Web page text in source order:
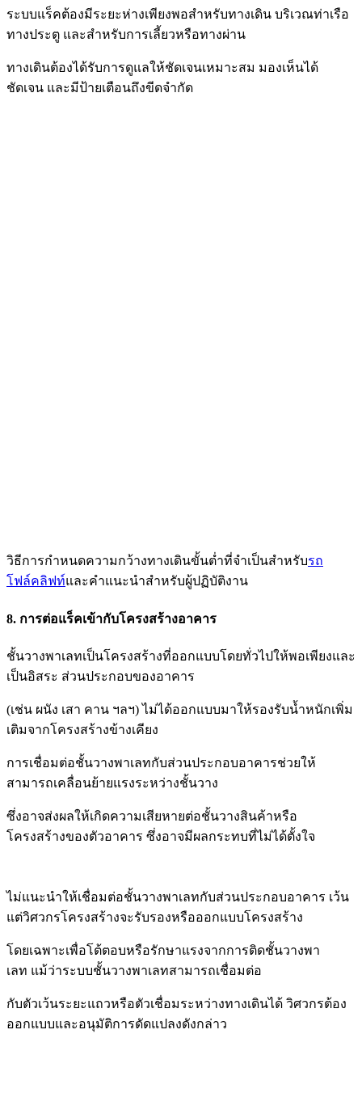
ระบบแร็คต้องมีระยะห่างเพียงพอสำหรับทางเดิน บริเวณท่าเรือ
ทางประตู และสำหรับการเลี้ยวหรือทางผ่าน
ทางเดินต้องได้รับการดูแลให้ชัดเจนเหมาะสม มองเห็นได้
ชัดเจน และมีป้ายเตือนถึงขีดจำกัด
วิธีการกำหนดความกว้างทางเดินขั้นต่ำที่จำเป็นสำหรับรถ
โฟล์คลิฟท์และคำแนะนำสำหรับผู้ปฏิบัติงาน
8. การต่อแร็คเข้ากับโครงสร้างอาคาร
ชั้นวางพาเลทเป็นโครงสร้างที่ออกแบบโดยทั่วไปให้พอเพียงและ
เป็นอิสระ ส่วนประกอบของอาคาร
(เช่น ผนัง เสา คาน ฯลฯ) ไม่ได้ออกแบบมาให้รองรับน้ำหนักเพิ่ม
เติมจากโครงสร้างข้างเคียง
การเชื่อมต่อชั้นวางพาเลทกับส่วนประกอบอาคารช่วยให้
สามารถเคลื่อนย้ายแรงระหว่างชั้นวาง
ซึ่งอาจส่งผลให้เกิดความเสียหายต่อชั้นวางสินค้าหรือ
โครงสร้างของตัวอาคาร ซึ่งอาจมีผลกระทบที่ไม่ได้ตั้งใจ
ไม่แนะนำให้เชื่อมต่อชั้นวางพาเลทกับส่วนประกอบอาคาร เว้น
แต่วิศวกรโครงสร้างจะรับรองหรือออกแบบโครงสร้าง
โดยเฉพาะเพื่อโต้ตอบหรือรักษาแรงจากการติดชั้นวางพา
เลท แม้ว่าระบบชั้นวางพาเลทสามารถเชื่อมต่อ
กับตัวเว้นระยะแถวหรือตัวเชื่อมระหว่างทางเดินได้ วิศวกรต้อง
ออกแบบและอนุมัติการดัดแปลงดังกล่าว